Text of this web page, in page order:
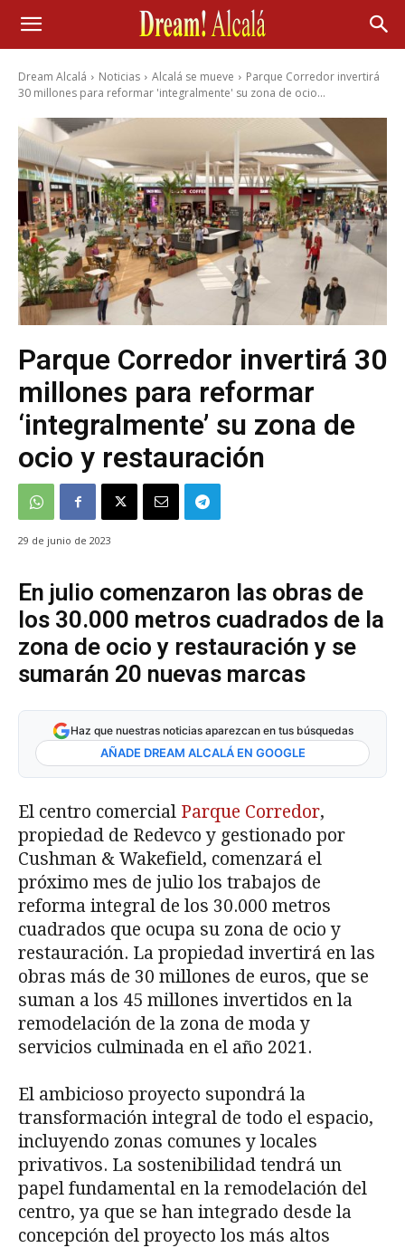
Dream Alcalá Noticias Alcalá se mueve
Parque Corredor invertirá
30 millones para reformar 'integralmente' su zona de ocio...
Parque Corredor invertirá 30
millones para reformar
‘integralmente’ su zona de
ocio y restauración
29 de junio de 2023
En julio comenzaron las obras de
los 30.000 metros cuadrados de la
zona de ocio y restauración y se
sumarán 20 nuevas marcas
Haz que nuestras noticias aparezcan en tus búsquedas
AÑADE DREAM ALCALÁ EN GOOGLE
El centro comercial Parque Corredor,
propiedad de Redevco y gestionado por
Cushman & Wakefield, comenzará el
próximo mes de julio los trabajos de
reforma integral de los 30.000 metros
cuadrados que ocupa su zona de ocio y
restauración. La propiedad invertirá en las
obras más de 30 millones de euros, que se
suman a los 45 millones invertidos en la
remodelación de la zona de moda y
servicios culminada en el año 2021.
El ambicioso proyecto supondrá la
transformación integral de todo el espacio,
incluyendo zonas comunes y locales
privativos. La sostenibilidad tendrá un
papel fundamental en la remodelación del
centro, ya que se han integrado desde la
concepción del proyecto los más altos